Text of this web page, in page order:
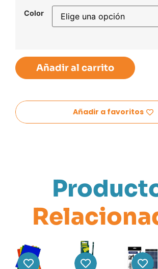
Color
Añadir al carrito
Añadir a favoritos